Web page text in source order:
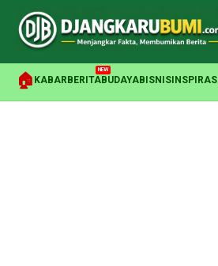
🏠 KABAR BERITA
NEW
BUDAYABISNIS INSPIRASI